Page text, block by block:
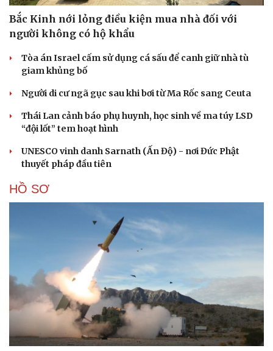
Bắc Kinh nới lỏng điều kiện mua nhà đối với
người không có hộ khẩu
Tòa án Israel cấm sử dụng cá sấu để canh giữ nhà tù
giam khủng bố
Người di cư ngã gục sau khi bơi từ Ma Rốc sang Ceuta
Thái Lan cảnh báo phụ huynh, học sinh về ma túy LSD
“đội lốt” tem hoạt hình
UNESCO vinh danh Sarnath (Ấn Độ) - nơi Đức Phật
thuyết pháp đầu tiên
HỒ SƠ